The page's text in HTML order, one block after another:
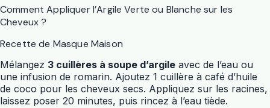
Comment Appliquer l’Argile Verte ou Blanche sur les
Cheveux ?
Recette de Masque Maison
Mélangez 3 cuillères à soupe d’argile avec de l’eau ou
une infusion de romarin. Ajoutez 1 cuillère à café d’huile
de coco pour les cheveux secs. Appliquez sur les racines,
laissez poser 20 minutes, puis rincez à l’eau tiède.